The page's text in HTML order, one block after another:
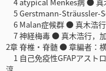
5 Gerstmann-Sträussler-
6 Malan症候群 ● 真木浩
7 神経梅毒 ● 真木浩行，
2章 脊椎・脊髄 ● 章編者：
1 自己免疫性GFAPアスト